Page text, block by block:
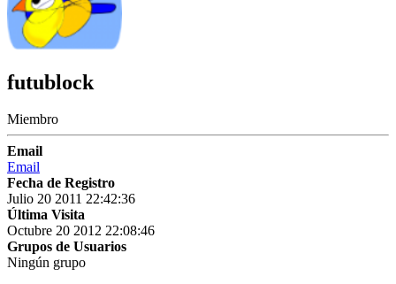
futublock
Miembro
Email
Email
Fecha de Registro
Julio 20 2011 22:42:36
Última Visita
Octubre 20 2012 22:08:46
Grupos de Usuarios
Ningún grupo